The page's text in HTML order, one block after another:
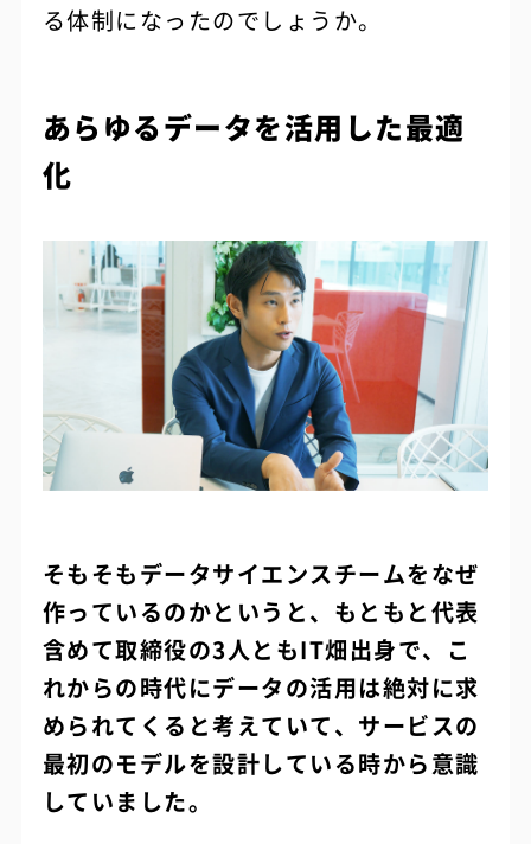
る体制になったのでしょうか。
あらゆるデータを活用した最適
化
そもそもデータサイエンスチームをなぜ
作っているのかというと、もともと代表
含めて取締役の3人ともIT畑出身で、こ
れからの時代にデータの活用は絶対に求
められてくると考えていて、サービスの
最初のモデルを設計している時から意識
していました。